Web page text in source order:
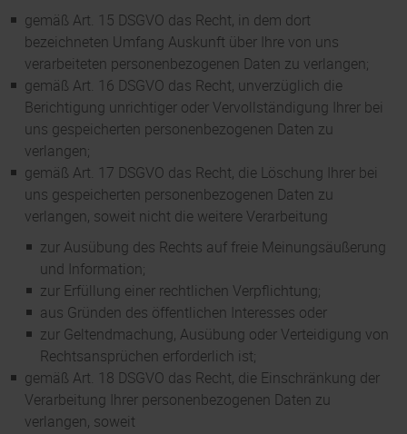
gemäß Art. 15 DSGVO das Recht, in dem dort
bezeichneten Umfang Auskunft über Ihre von uns
verarbeiteten personenbezogenen Daten zu verlangen;
gemäß Art. 16 DSGVO das Recht, unverzüglich die
Berichtigung unrichtiger oder Vervollständigung Ihrer bei
uns gespeicherten personenbezogenen Daten zu
verlangen;
gemäß Art. 17 DSGVO das Recht, die Löschung Ihrer bei
uns gespeicherten personenbezogenen Daten zu
verlangen, soweit nicht die weitere Verarbeitung
zur Ausübung des Rechts auf freie Meinungsäußerung
und Information;
zur Erfüllung einer rechtlichen Verpflichtung;
aus Gründen des öffentlichen Interesses oder
zur Geltendmachung, Ausübung oder Verteidigung von
Rechtsansprüchen erforderlich ist;
gemäß Art. 18 DSGVO das Recht, die Einschränkung der
Verarbeitung Ihrer personenbezogenen Daten zu
verlangen, soweit